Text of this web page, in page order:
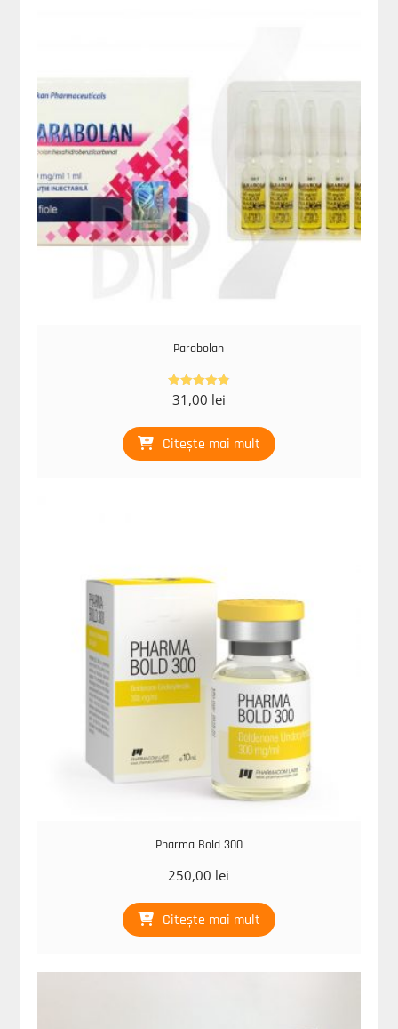
Parabolan
Evaluat la
4.83
31,00 lei
Citește mai mult
Pharma Bold 300
250,00 lei
Citește mai mult